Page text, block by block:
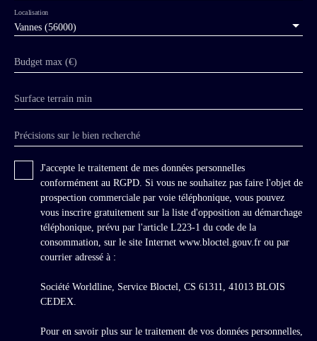
de granit de couleurs et de textures différentes,
châteaux de cette période en Bretagne, parmi
les mieux construits. Il présente un plan
pavillons d'angle en saillie, l'un abritant la
Une différence de niveaux entre les façades,
produit un effet encore plus monumental, la
direct au rez-de-chaussée par une grande
marquise en fonte ; la façade Sud-Est se dresse
sur un sous-bassement monumental qui abrite
un grand hall en sous-sol et les espaces de
service. Les façades présentent un très riche
répertoire architectural de bossages et refends,
pétrifications, puissants chainages, cartouches,
saillants, lucarnes, frontons, très puissantes
souches de cheminées. Le tout dans une
couleurs, gris, ocre, et noir, et jeux de texture,
Vannes (56000)
Localisation
Budget max (€)
Surface terrain min
Précisions sur le bien recherché
J'accepte le traitement de mes données personnelles
conformément au RGPD. Si vous ne souhaitez pas faire l'objet de
prospection commerciale par voie téléphonique, vous pouvez
vous inscrire gratuitement sur la liste d'opposition au démarchage
téléphonique, prévu par l'article L223-1 du code de la
consommation, sur le site Internet www.bloctel.gouv.fr ou par
courrier adressé à :
Société Worldline, Service Bloctel, CS 61311, 41013 BLOIS
CEDEX.
Pour en savoir plus sur le traitement de vos données personnelles,